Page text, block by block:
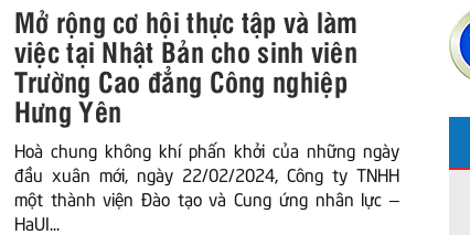
Mở rộng cơ hội thực tập và làm
việc tại Nhật Bản cho sinh viên
Trường Cao đẳng Công nghiệp
Hưng Yên
Hoà chung không khí phấn khởi của những ngày
đầu xuân mới, ngày 22/02/2024, Công ty TNHH
một thành viện Đào tạo và Cung ứng nhân lực –
HaUI...